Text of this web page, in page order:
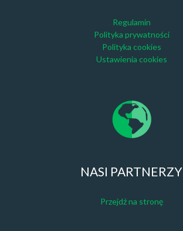
Regulamin
Polityka prywatności
Polityka cookies
Ustawienia cookies
NASI PARTNERZY
Przejdź na stronę